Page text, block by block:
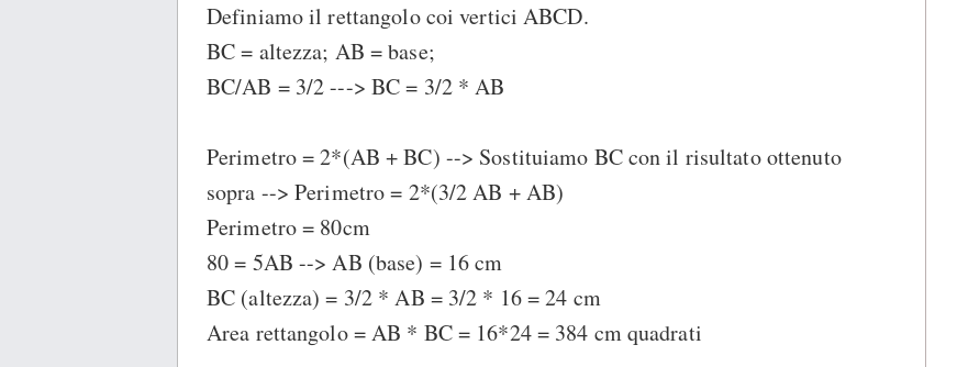
Definiamo il rettangolo coi vertici ABCD.
BC = altezza; AB = base;
BC/AB = 3/2 ---> BC = 3/2 * AB
Perimetro = 2*(AB + BC) --> Sostituiamo BC con il risultato ottenuto
sopra --> Perimetro = 2*(3/2 AB + AB)
Perimetro = 80cm
80 = 5AB --> AB (base) = 16 cm
BC (altezza) = 3/2 * AB = 3/2 * 16 = 24 cm
Area rettangolo = AB * BC = 16*24 = 384 cm quadrati